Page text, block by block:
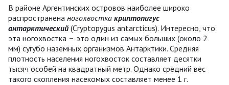
В районе Аргентинских островов наиболее широко
распространена ногохвостка криптопигус
антарктический (Cryptopygus antarcticus). Интересно, что
эта ногохвостка – это один из самых больших (около 2
мм) сугубо наземных организмов Антарктики. Средняя
плотность населения ногохвосток составляет десятки
тысяч особей на квадратный метр. Однако средний вес
такого скопления насекомых составляет менее 1 г.